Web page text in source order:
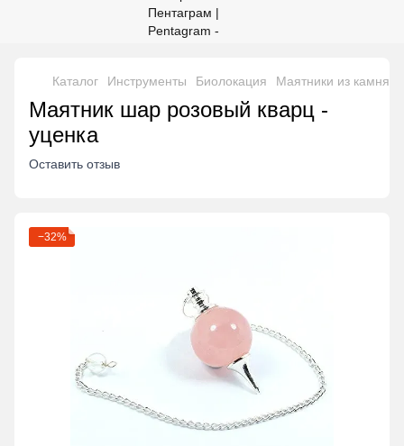
Каталог Инструменты Биолокация Маятники из камня
Маятник шар розовый кварц -
уценка
Оставить отзыв
−32%